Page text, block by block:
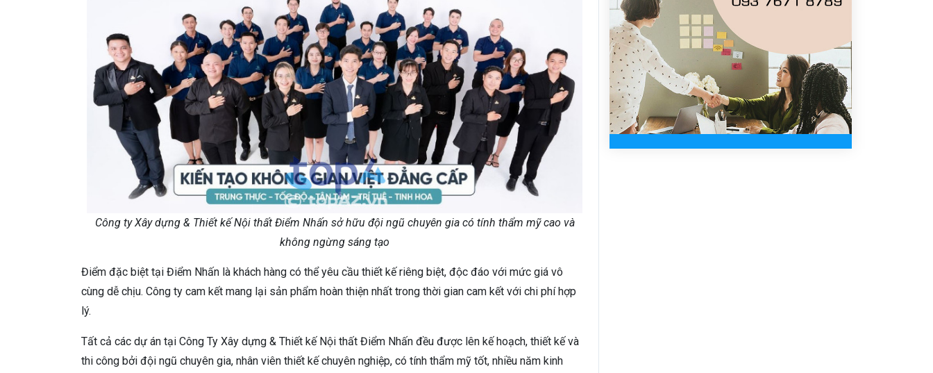
Công ty Xây dựng & Thiết kế Nội thất Điểm Nhấn sở hữu đội ngũ chuyên gia có tính thẩm mỹ cao và
không ngừng sáng tạo
Điểm đặc biệt tại Điểm Nhấn là khách hàng có thể yêu cầu thiết kế riêng biệt, độc đáo với mức giá vô
cùng dễ chịu. Công ty cam kết mang lại sản phẩm hoàn thiện nhất trong thời gian cam kết với chi phí hợp
lý.
Tất cả các dự án tại Công Ty Xây dựng & Thiết kế Nội thất Điểm Nhấn đều được lên kế hoạch, thiết kế và
thi công bởi đội ngũ chuyên gia, nhân viên thiết kế chuyên nghiệp, có tính thẩm mỹ tốt, nhiều năm kinh